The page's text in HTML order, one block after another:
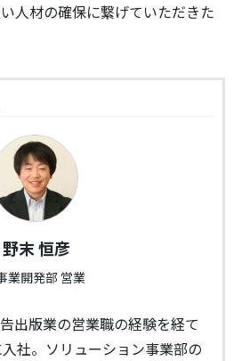
人材の確保に繋げていただきた
野末 恒彦
業開発部 営業
出版業の営業職の経験を経て
社。ソリューション事業部の